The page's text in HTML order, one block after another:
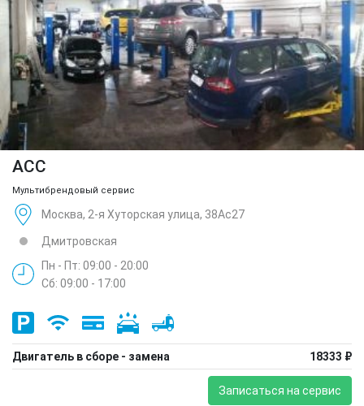
ACC
Мультибрендовый сервис
Москва, 2-я Хуторская улица, 38Ас27
Дмитровская
Пн - Пт: 09:00 - 20:00
Сб: 09:00 - 17:00
Двигатель в сборе - замена 18333 ₽
Записаться на сервис